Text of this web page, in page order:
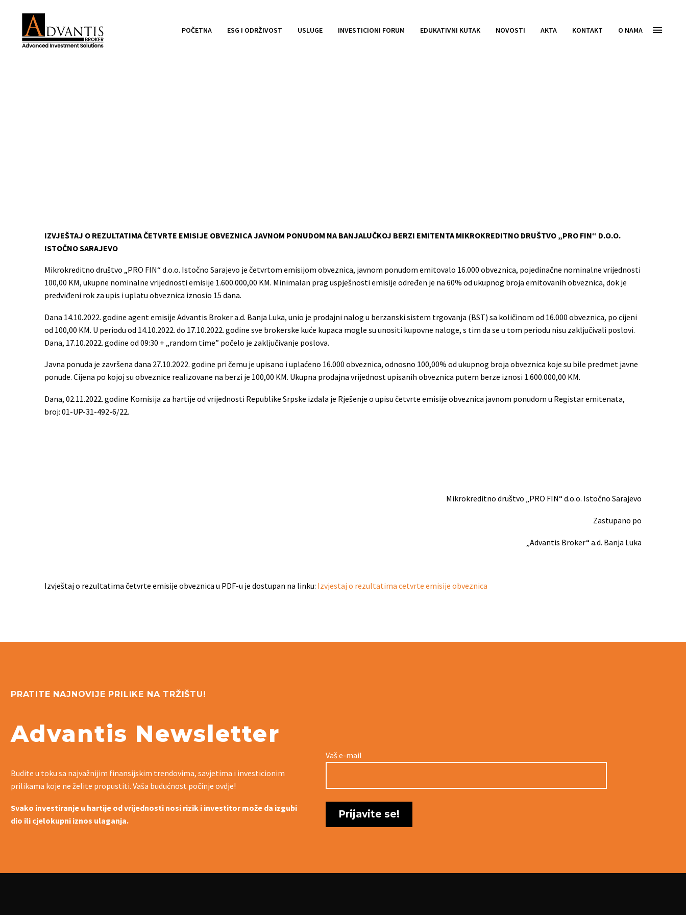
POČETNA ESG I ODRŽIVOST USLUGE INVESTICIONI FORUM EDUKATIVNI KUTAK NOVOSTI AKTA KONTAKT O NAMA
IZVJEŠTAJ O REZULTATIMA ČETVRTE EMISIJE OBVEZNICA JAVNOM PONUDOM NA BANJALUČKOJ BERZI EMITENTA MIKROKREDITNO DRUŠTVO „PRO FIN“ D.O.O.
ISTOČNO SARAJEVO
Mikrokreditno društvo „PRO FIN“ d.o.o. Istočno Sarajevo je četvrtom emisijom obveznica, javnom ponudom emitovalo 16.000 obveznica, pojedinačne nominalne vrijednosti
100,00 KM, ukupne nominalne vrijednosti emisije 1.600.000,00 KM. Minimalan prag uspješnosti emisije određen je na 60% od ukupnog broja emitovanih obveznica, dok je
predviđeni rok za upis i uplatu obveznica iznosio 15 dana.
Dana 14.10.2022. godine agent emisije Advantis Broker a.d. Banja Luka, unio je prodajni nalog u berzanski sistem trgovanja (BST) sa količinom od 16.000 obveznica, po cijeni
od 100,00 KM. U periodu od 14.10.2022. do 17.10.2022. godine sve brokerske kuće kupaca mogle su unositi kupovne naloge, s tim da se u tom periodu nisu zaključivali poslovi.
Dana, 17.10.2022. godine od 09:30 + „random time” počelo je zaključivanje poslova.
Javna ponuda je završena dana 27.10.2022. godine pri čemu je upisano i uplaćeno 16.000 obveznica, odnosno 100,00% od ukupnog broja obveznica koje su bile predmet javne
ponude. Cijena po kojoj su obveznice realizovane na berzi je 100,00 KM. Ukupna prodajna vrijednost upisanih obveznica putem berze iznosi 1.600.000,00 KM.
Dana, 02.11.2022. godine Komisija za hartije od vrijednosti Republike Srpske izdala je Rješenje o upisu četvrte emisije obveznica javnom ponudom u Registar emitenata,
broj: 01-UP-31-492-6/22.
Mikrokreditno društvo „PRO FIN“ d.o.o. Istočno Sarajevo
Zastupano po
„Advantis Broker“ a.d. Banja Luka
Izvještaj o rezultatima četvrte emisije obveznica u PDF-u je dostupan na linku: Izvjestaj o rezultatima cetvrte emisije obveznica
PRATITE NAJNOVIJE PRILIKE NA TRŽIŠTU!
Advantis Newsletter
Budite u toku sa najvažnijim finansijskim trendovima, savjetima i investicionim
prilikama koje ne želite propustiti. Vaša budućnost počinje ovdje!
Svako investiranje u hartije od vrijednosti nosi rizik i investitor može da izgubi
dio ili cjelokupni iznos ulaganja.
Vaš e-mail